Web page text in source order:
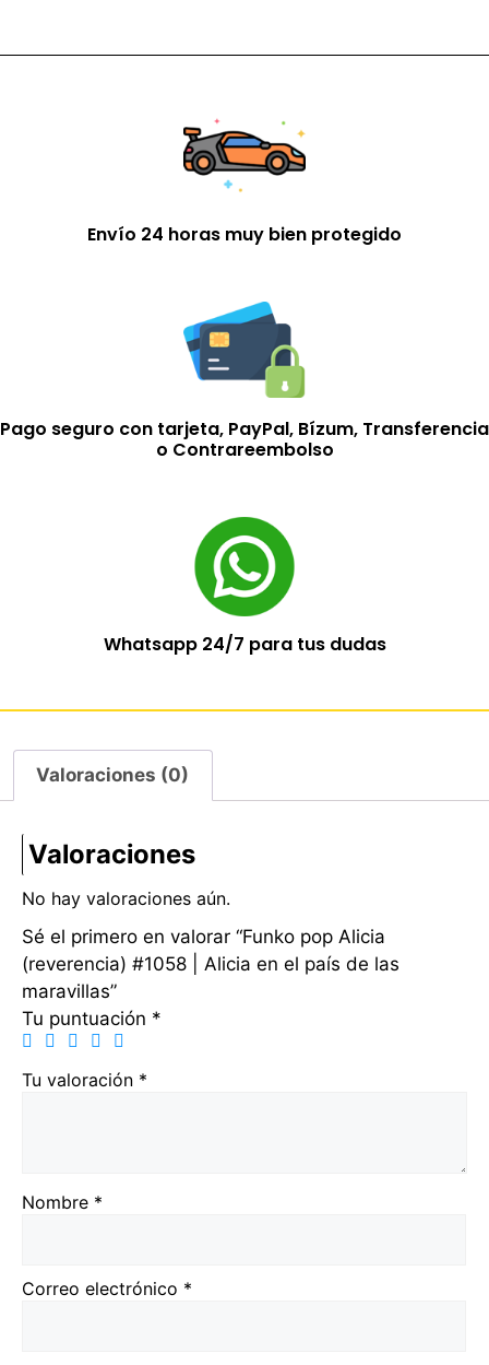
Envío 24 horas muy bien protegido
Pago seguro con tarjeta, PayPal, Bízum, Transferencia
o Contrareembolso
Whatsapp 24/7 para tus dudas
Valoraciones (0)
Valoraciones
No hay valoraciones aún.
Sé el primero en valorar “Funko pop Alicia
(reverencia) #1058 | Alicia en el país de las
maravillas”
Tu puntuación *
Tu valoración *
Nombre *
Correo electrónico *